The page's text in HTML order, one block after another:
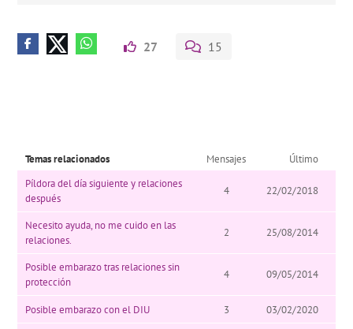
27 15
Temas relacionados Mensajes
Último
Píldora del día siguiente y relaciones
después
4 22/02/2018
Necesito ayuda, no me cuido en las
relaciones.
2 25/08/2014
Posible embarazo tras relaciones sin
protección
4 09/05/2014
Posible embarazo con el DIU 3
03/02/2020